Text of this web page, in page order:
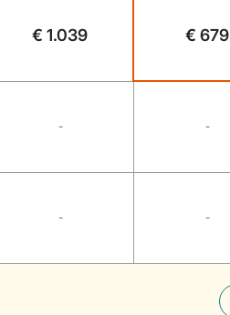
€ 1.039 € 679
- -
- -